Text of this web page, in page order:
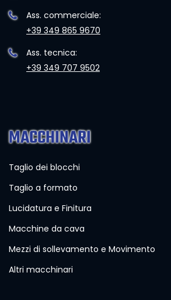
Ass. commerciale:
+39 349 865 9670
Ass. tecnica:
+39 349 707 9502
MACCHINARI
Taglio dei blocchi
Taglio a formato
Lucidatura e Finitura
Macchine da cava
Mezzi di sollevamento e Movimento
Altri macchinari